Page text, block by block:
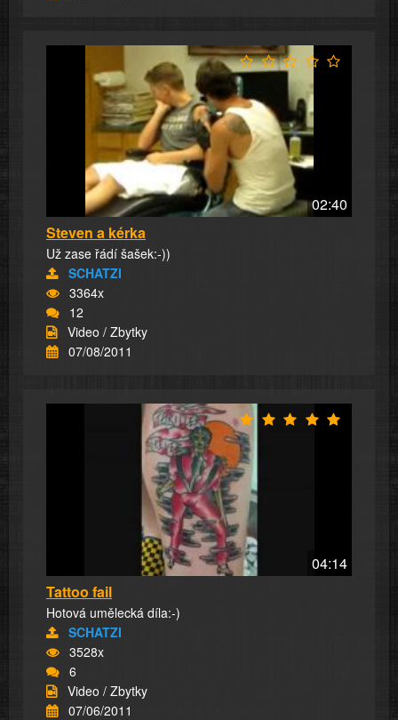
02:40
Steven a kérka
Už zase řádí šašek:-))
SCHATZI
3364x
12
Video / Zbytky
07/08/2011
04:14
Tattoo fail
Hotová umělecká díla:-)
SCHATZI
3528x
6
Video / Zbytky
07/06/2011